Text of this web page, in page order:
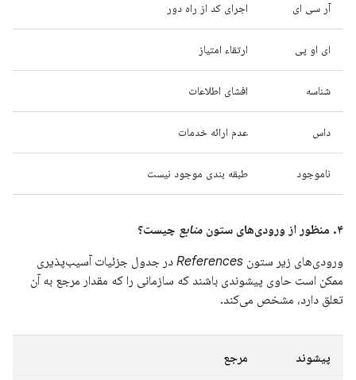
آر سی ای اجرای کد از راه دور
ای او پی ارتقاء امتیاز
شناسه افشای اطلاعات
داس عدم ارائه خدمات
ناموجود طبقه بندی موجود نیست
۴. منظور از ورودی‌های ستون منابع چیست؟
ورودی‌های زیر ستون References در جدول جزئیات آسیب‌پذیری
ممکن است حاوی پیشوندی باشند که سازمانی را که مقدار مرجع به آن
تعلق دارد، مشخص می‌کند.
پیشوند مرجع